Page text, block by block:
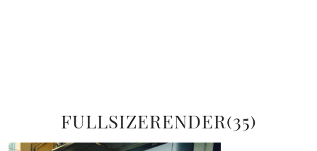
FULLSIZERENDER(35)